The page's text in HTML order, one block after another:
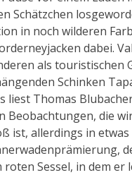
Schätzchen
in noch wilderen
dabei.
als touristischen
Schinken
liest Thomas
Beobachtungen, die
ist, allerdings in
roten Sessel, in dem